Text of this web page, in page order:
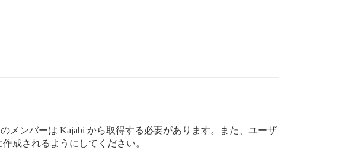
メンバーは Kajabi から取得する必要があります。また、ユーザ
成されるようにしてください。